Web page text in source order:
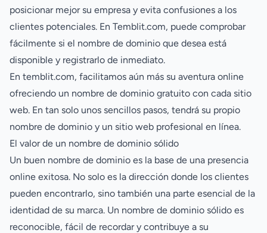
posicionar mejor su empresa y evita confusiones a los
clientes potenciales. En Temblit.com, puede comprobar
fácilmente si el nombre de dominio que desea está
disponible y registrarlo de inmediato.
En temblit.com, facilitamos aún más su aventura online
ofreciendo un nombre de dominio gratuito con cada sitio
web. En tan solo unos sencillos pasos, tendrá su propio
nombre de dominio y un sitio web profesional en línea.
El valor de un nombre de dominio sólido
Un buen nombre de dominio es la base de una presencia
online exitosa. No solo es la dirección donde los clientes
pueden encontrarlo, sino también una parte esencial de la
identidad de su marca. Un nombre de dominio sólido es
reconocible, fácil de recordar y contribuye a su